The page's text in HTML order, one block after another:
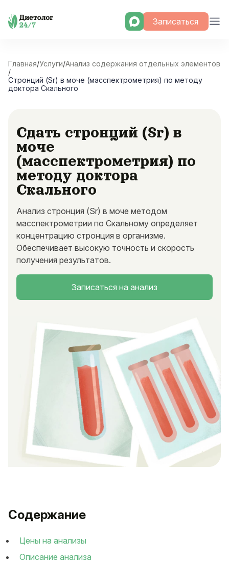
Skip
Записаться
Главная/Услуги/Анализ содержания отдельных элементов
/
Стронций (Sr) в моче (масспектрометрия) по методу
доктора Скального
Сдать стронций (Sr) в
моче
(масспектрометрия) по
методу доктора
Скального
Анализ стронция (Sr) в моче методом
масспектрометрии по Скальному определяет
концентрацию стронция в организме.
Обеспечивает высокую точность и скорость
получения результатов.
Записаться на анализ
Содержание
Цены на анализы
Описание анализа